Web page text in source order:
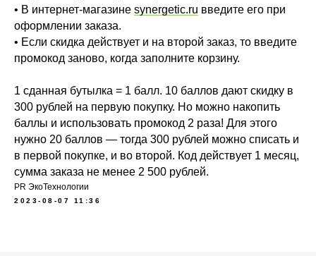
• В интернет-магазине synergetic.ru введите его при
оформлении заказа.
• Если скидка действует и на второй заказ, то введите
промокод заново, когда заполните корзину.
1 сданная бутылка = 1 балл. 10 баллов дают скидку в
300 рублей на первую покупку. Но можно накопить
баллы и использовать промокод 2 раза! Для этого
нужно 20 баллов — тогда 300 рублей можно списать и
в первой покупке, и во второй. Код действует 1 месяц,
сумма заказа не менее 2 500 рублей.
PR ЭкоТехнологии
2023-08-07 11:36